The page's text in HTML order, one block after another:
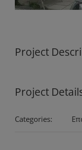
Project
Project
Categories: